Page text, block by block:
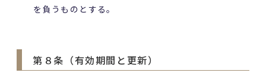
を負うものとする。
第８条（有効期間と更新）